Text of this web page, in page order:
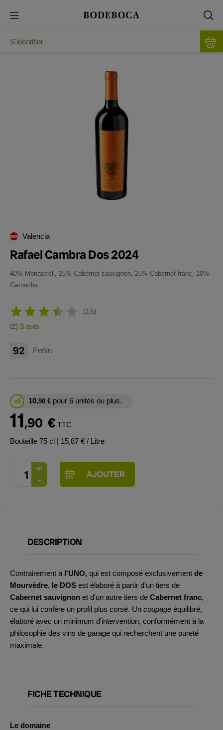
S'identifier
Valencia
Rafael Cambra Dos 2024
40% Monastrell, 25% Cabernet sauvignon, 25% Cabernet franc, 10%
Garnacha
3,5
3 avis
92 Peñín
x6 10,90 € pour 6 unités ou plus.
11,90 € TTC
Bouteille 75 cl | 15,87 € / Litre
DESCRIPTION
Contrairement à l'UNO, qui est composé exclusivement de
Mourvèdre, le DOS est élaboré à partir d'un tiers de
Cabernet sauvignon et d'un autre tiers de Cabernet franc,
ce qui lui confère un profil plus corsé. Un coupage équilibré,
élaboré avec un minimum d'intervention, conformément à la
philosophie des vins de garage qui recherchent une pureté
maximale.
FICHE TECHNIQUE
Le domaine